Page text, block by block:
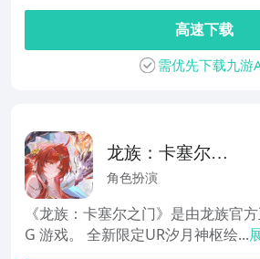
高速下载
需优先下载九游
龙族：卡塞尔之
门
角色扮演
《龙族：卡塞尔之门》是由龙族官
G 游戏。 全新限定UR汐月神枢绘...